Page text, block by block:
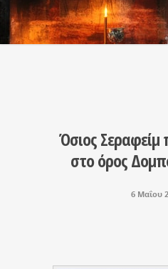
Όσιος Σεραφείμ
στο όρος
6 Μαΐου